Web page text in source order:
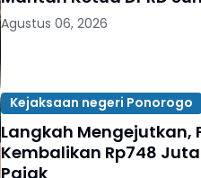
Agustus 06, 2026
Kejaksaan negeri Ponorogo
Langkah Mengejutkan,
Kembalikan Rp748
Pajak